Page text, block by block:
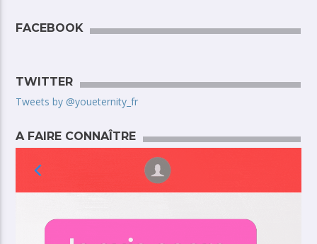
FACEBOOK
TWITTER
Tweets by @youeternity_fr
A FAIRE CONNAÎTRE